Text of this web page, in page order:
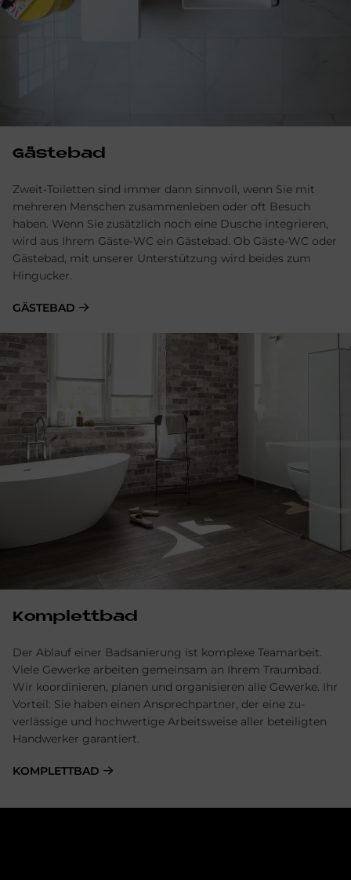
Gästebad
Zweit-Toiletten sind immer dann sinnvoll, wenn Sie mit
mehreren Menschen zusammenleben oder oft Besuch
haben. Wenn Sie zusätzlich noch eine Dusche integrieren,
wird aus Ihrem Gäste-WC ein Gästebad. Ob Gäste-WC oder
Gästebad, mit unserer Unterstützung wird beides zum
Hingucker.
GÄSTEBAD
Komplettbad
Der Ablauf einer Badsanierung ist komplexe Team­arbeit.
Viele Gewerke arbeiten gemein­sam an Ihrem Traum­bad.
Wir ko­ordinieren, planen und organisieren alle Ge­werke. Ihr
Vor­teil: Sie haben einen Ansprech­partner, der eine zu­
verlässige und hoch­wertige Arbeits­weise aller be­teiligten
Hand­werker garantiert.
KOMPLETTBAD